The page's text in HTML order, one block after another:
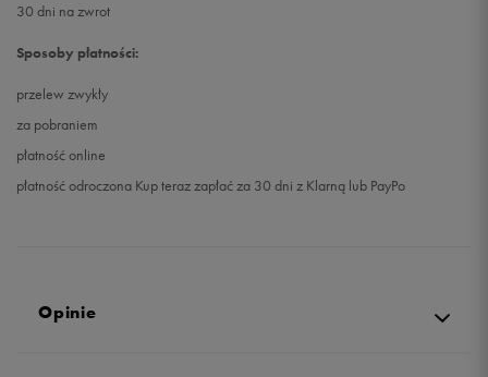
30 dni na zwrot
Sposoby płatności:
przelew zwykły
za pobraniem
płatność online
płatność odroczona Kup teraz zapłać za 30 dni z Klarną lub PayPo
Opinie